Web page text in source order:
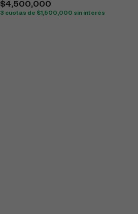
$4,500,000
3 cuotas de $1,500,000 sin interés